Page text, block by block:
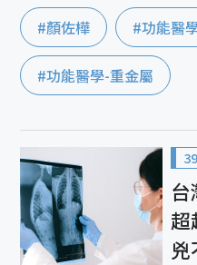
#顏佐樺 #功能醫
#功能醫學-重金屬
超